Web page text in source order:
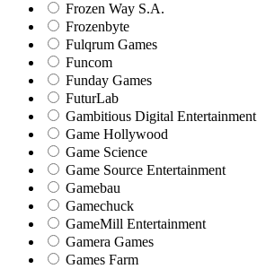
Frozen Way S.A.
Frozenbyte
Fulqrum Games
Funcom
Funday Games
FuturLab
Gambitious Digital Entertainment
Game Hollywood
Game Science
Game Source Entertainment
Gamebau
Gamechuck
GameMill Entertainment
Gamera Games
Games Farm